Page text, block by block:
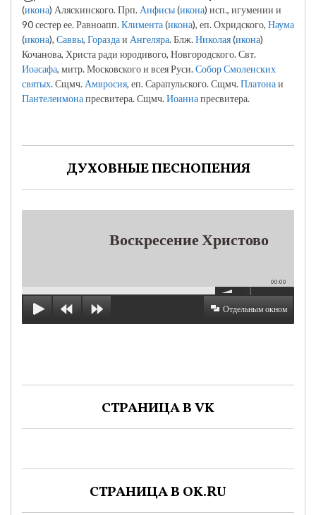
(икона) Аляскинского. Прп.Анфисы(икона) исп., игумении и
90 сестер ее. Равноапп.Климента(икона), еп. Охридского, Наума
(икона), Саввы, Гораздаи Ангеляра. Блж.Николая(икона)
Кочанова, Христа ради юродивого, Новгородского. Свт.
Иоасафа, митр. Московского и всея Руси.Собор Смоленских
святых. Сщмч.Амвросия, еп. Сарапульского. Сщмч.Платонаи
Пантелеимонапресвитера. Сщмч.Иоаннапресвитера.
ДУХОВНЫЕ ПЕСНОПЕНИЯ
Воскресение Христово
00:00
Отдельным окном
СТРАНИЦА В VK
СТРАНИЦА В OK.RU